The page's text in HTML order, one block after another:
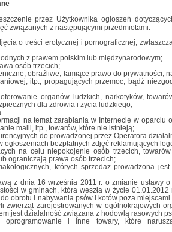
przez Użytkownika ogłoszeń
związanych z następującymi przedmiotami:
o treści erotycznej i pornograficznej,
z prawem polskim lub międzynarodowym;
osób trzecich;
obraźliwe, łamiące prawo do prywatności,
itp., propagujących przemoc, bądź
organów ludzkich, narkotyków,
dla zdrowia i życia ludzkiego;
na temat zarabiania w Internecie w oparciu
maili, itp., towarów, które nie istnieją;
do prowadzonej przez Operatora
ogłoszeniach bezpłatnych zdjęć reklamujących
na celu niepokojenie osób trzecich,
ograniczają prawa osób trzecich;
których sprzedaż prowadzona
z dnia 16 września 2011 r. o zmianie ustawy
w gminach, która weszła w życie
obrotu i nabywania psów i kotów poza
zwierząt zarejestrowanych w ogólnokrajowych
jest działalność związana z hodowlą rasowych
oprogramowanie i inne towary, które